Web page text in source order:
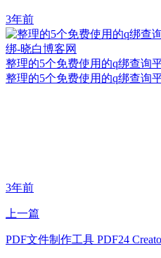
3年前
整理的5个免费使用的q绑查询
整理的5个免费使用的q绑查询
3年前
上一篇
PDF文件制作工具 PDF24